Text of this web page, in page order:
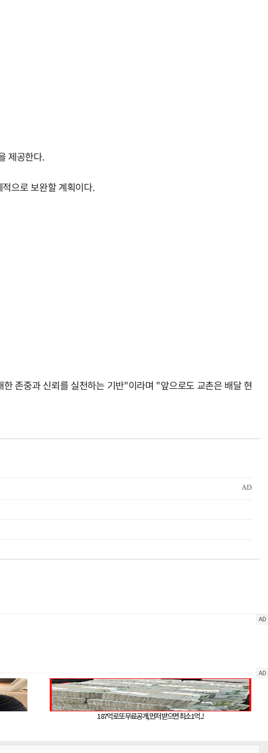
제공한다.
으로 보완할 계획이다.
존중과 신뢰를 실천하는 기반"이라며 "앞으로도 교촌은 배달 현